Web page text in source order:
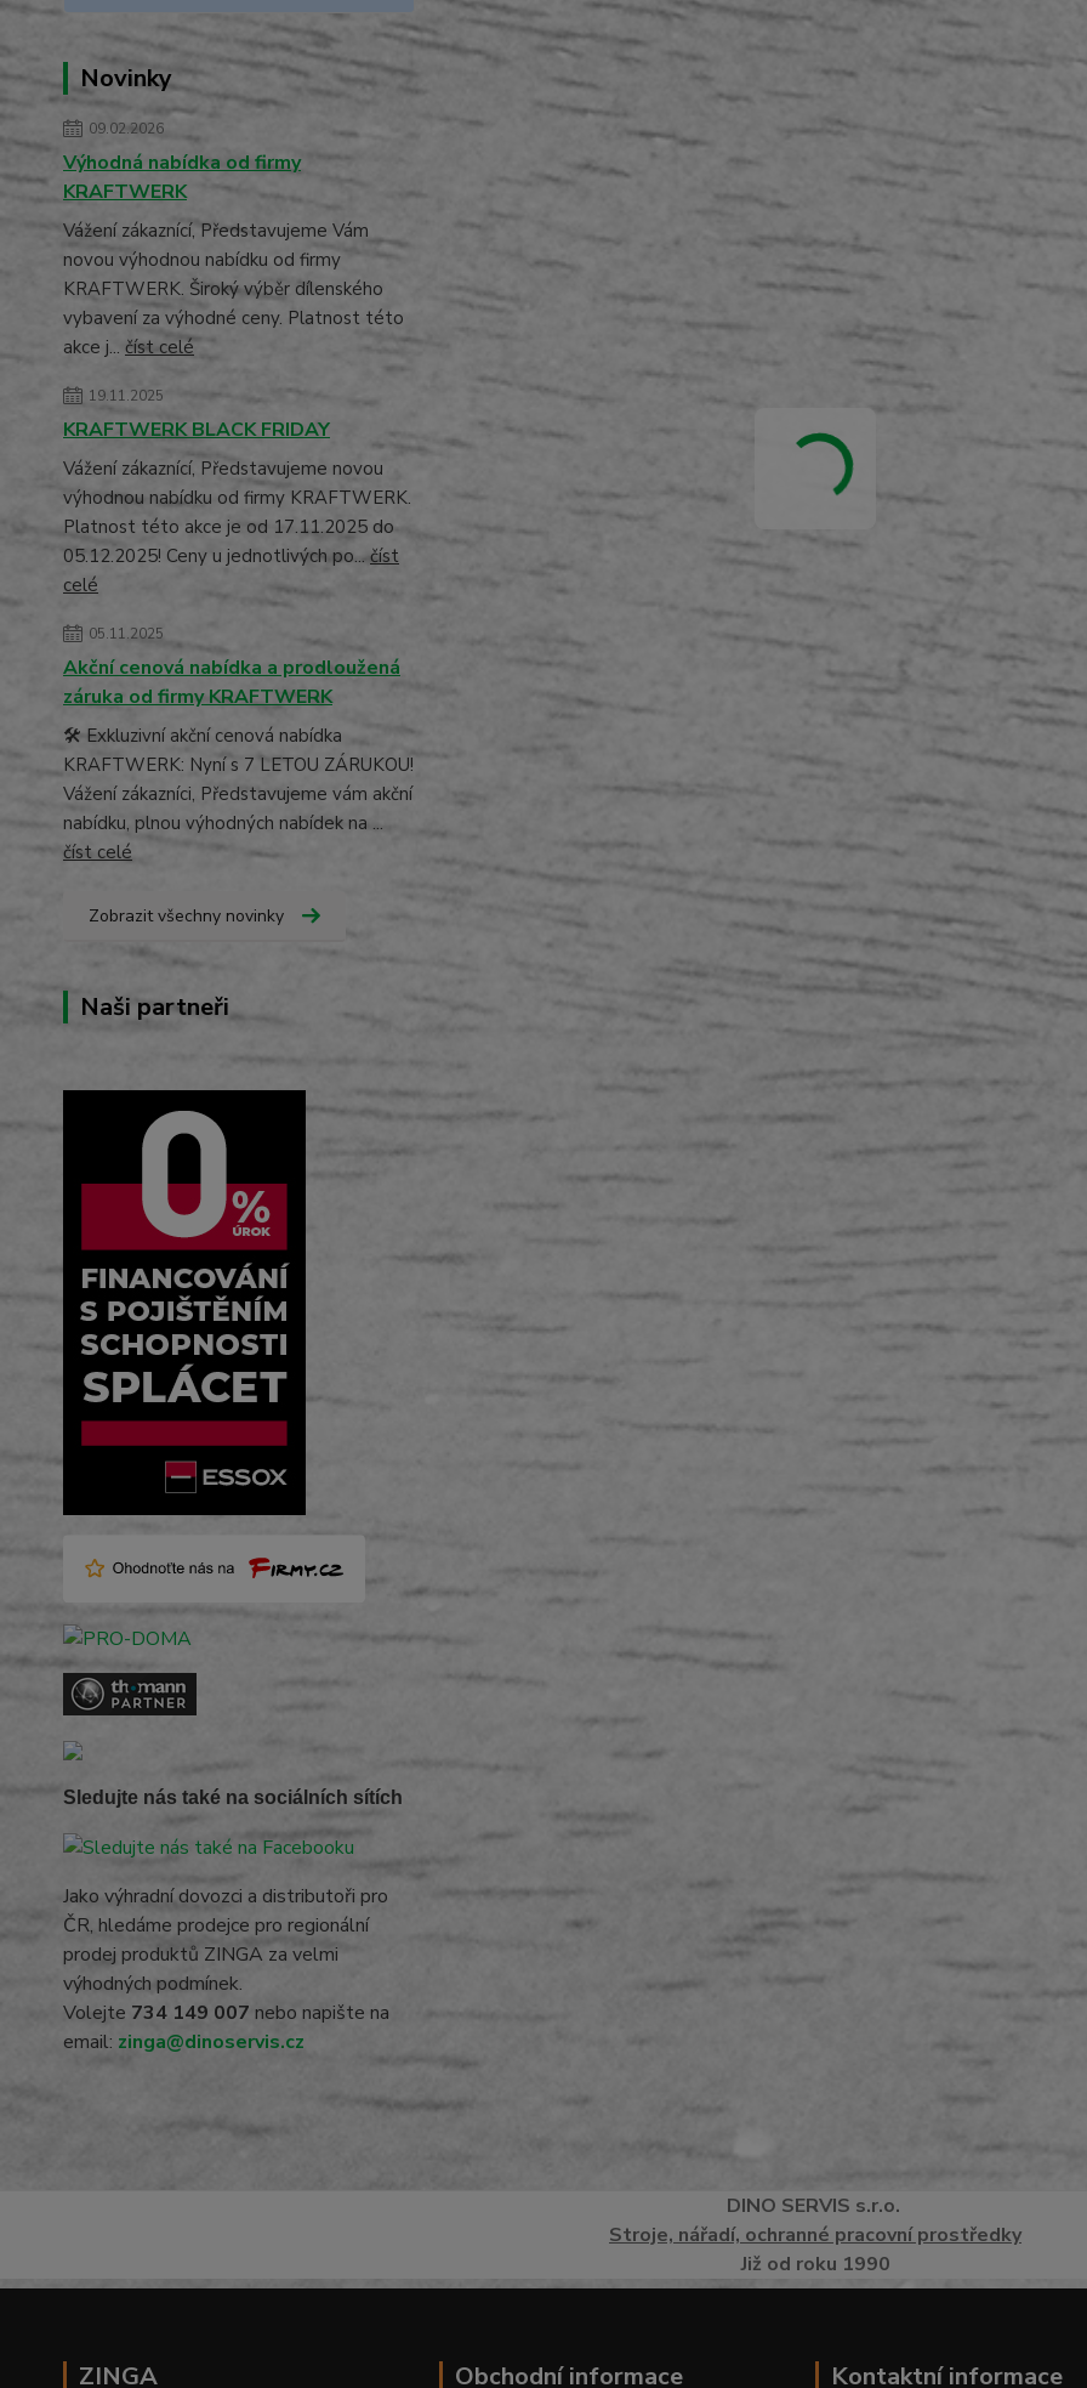
Novinky
09.02.2026
Výhodná nabídka od firmy
KRAFTWERK
Vážení zákaznící, Představujeme Vám
novou výhodnou nabídku od firmy
KRAFTWERK. Široký výběr dílenského
vybavení za výhodné ceny. Platnost této
akce j... číst celé
19.11.2025
KRAFTWERK BLACK FRIDAY
Vážení zákaznící, Představujeme novou
výhodnou nabídku od firmy KRAFTWERK.
Platnost této akce je od 17.11.2025 do
05.12.2025! Ceny u jednotlivých po...číst
celé
05.11.2025
Akční cenová nabídka a prodloužená
záruka od firmy KRAFTWERK
🛠️ Exkluzivní akční cenová nabídka
KRAFTWERK: Nyní s 7 LETOU ZÁRUKOU!
Vážení zákazníci, Představujeme vám akční
nabídku, plnou výhodných nabídek na ...
číst celé
Zobrazit všechny novinky
Naši partneři
Sledujte nás také na sociálních sítích
Jako výhradní dovozci a distributoři pro
ČR, hledáme prodejce pro regionální
prodej produktů ZINGA za velmi
výhodných podmínek.
Volejte 734 149 007 nebo napište na
email: zinga@dinoservis.cz
DINO SERVIS s.r.o.
Stroje, nářadí, ochranné pracovní prostředky
Již od roku 1990
ZINGA Obchodní informace Kontaktní informace